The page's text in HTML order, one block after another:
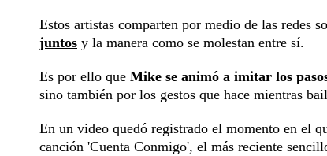
Estos artistas comparten por medio de las redes
juntos y la manera como se molestan entre sí.
Es por ello que Mike se animó a imitar los
sino también por los gestos que hace mientras
En un video quedó registrado el momento en el
canción 'Cuenta Conmigo', el más reciente